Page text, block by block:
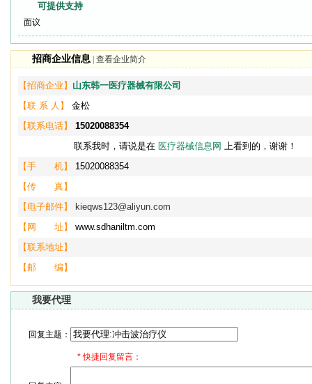
可提供支持
面议
招商企业信息 查看企业简介
【招商企业】 山东韩一医疗器械有限公司
【联 系 人】
金松
【联系电话】
15020088354
联系我时，请说是在 医疗器械信息网 上看到的，谢谢！
【手 机】
15020088354
【传 真】
【电子邮件】
kieqws123@aliyun.com
【网 址】
www.sdhaniltm.com
【联系地址】
【邮 编】
我要代理
回复主题：
*快捷回复留言：